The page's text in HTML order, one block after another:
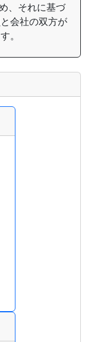
、それに基づ
会社の双方が
。